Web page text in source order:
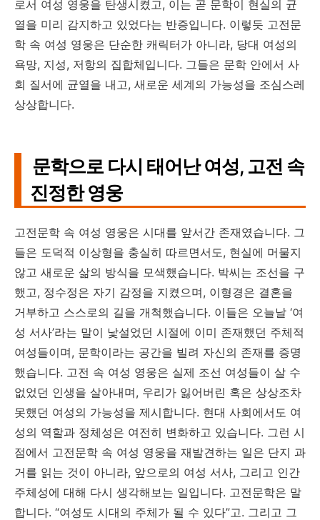
로서 여성 영웅을 탄생시켰고, 이는 곧 문학이 현실의 균
열을 미리 감지하고 있었다는 반증입니다. 이렇듯 고전문
학 속 여성 영웅은 단순한 캐릭터가 아니라, 당대 여성의
욕망, 지성, 저항의 집합체입니다. 그들은 문학 안에서 사
회 질서에 균열을 내고, 새로운 세계의 가능성을 조심스레
상상합니다.
문학으로 다시 태어난 여성, 고전 속
진정한 영웅
고전문학 속 여성 영웅은 시대를 앞서간 존재였습니다. 그
들은 도덕적 이상형을 충실히 따르면서도, 현실에 머물지
않고 새로운 삶의 방식을 모색했습니다. 박씨는 조선을 구
했고, 정수정은 자기 감정을 지켰으며, 이형경은 결혼을
거부하고 스스로의 길을 개척했습니다. 이들은 오늘날 ‘여
성 서사’라는 말이 낯설었던 시절에 이미 존재했던 주체적
여성들이며, 문학이라는 공간을 빌려 자신의 존재를 증명
했습니다. 고전 속 여성 영웅은 실제 조선 여성들이 살 수
없었던 인생을 살아내며, 우리가 잃어버린 혹은 상상조차
못했던 여성의 가능성을 제시합니다. 현대 사회에서도 여
성의 역할과 정체성은 여전히 변화하고 있습니다. 그런 시
점에서 고전문학 속 여성 영웅을 재발견하는 일은 단지 과
거를 읽는 것이 아니라, 앞으로의 여성 서사, 그리고 인간
주체성에 대해 다시 생각해보는 일입니다. 고전문학은 말
합니다. “여성도 시대의 주체가 될 수 있다”고. 그리고 그